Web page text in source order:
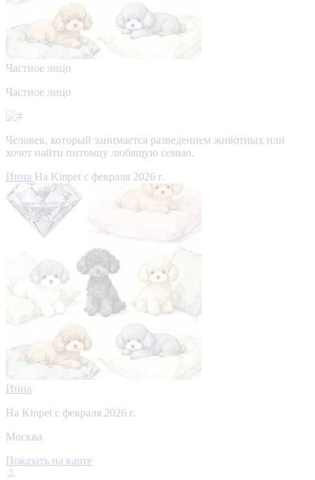
Частное лицо
Частное лицо
Человек, который занимается разведением животных или
хочет найти питомцу любящую семью.
Инна На Kinpet c февраля 2026 г.
Инна
На Kinpet c февраля 2026 г.
Москва
Показать на карте